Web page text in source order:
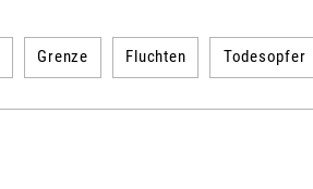
Grenze Fluchten Todesopfer